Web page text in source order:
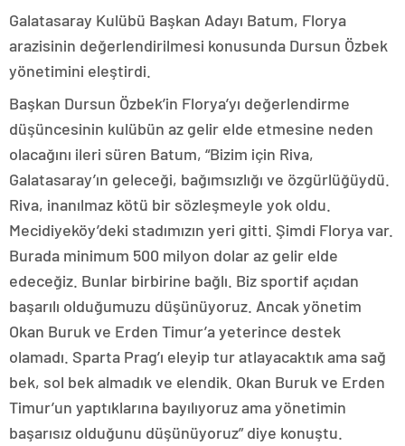
Galatasaray Kulübü Başkan Adayı Batum, Florya
arazisinin değerlendirilmesi konusunda Dursun Özbek
yönetimini eleştirdi.
Başkan Dursun Özbek’in Florya’yı değerlendirme
düşüncesinin kulübün az gelir elde etmesine neden
olacağını ileri süren Batum, “Bizim için Riva,
Galatasaray’ın geleceği, bağımsızlığı ve özgürlüğüydü.
Riva, inanılmaz kötü bir sözleşmeyle yok oldu.
Mecidiyeköy’deki stadımızın yeri gitti. Şimdi Florya var.
Burada minimum 500 milyon dolar az gelir elde
edeceğiz. Bunlar birbirine bağlı. Biz sportif açıdan
başarılı olduğumuzu düşünüyoruz. Ancak yönetim
Okan Buruk ve Erden Timur’a yeterince destek
olamadı. Sparta Prag’ı eleyip tur atlayacaktık ama sağ
bek, sol bek almadık ve elendik. Okan Buruk ve Erden
Timur’un yaptıklarına bayılıyoruz ama yönetimin
başarısız olduğunu düşünüyoruz” diye konuştu.